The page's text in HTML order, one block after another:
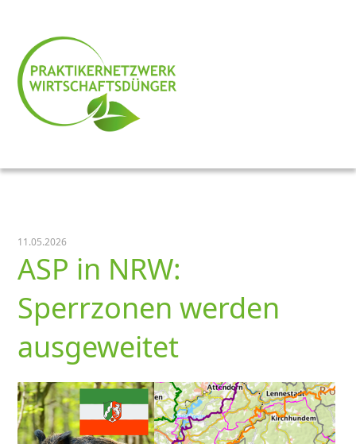
11.05.2026
ASP in NRW:
Sperrzonen werden
ausgeweitet